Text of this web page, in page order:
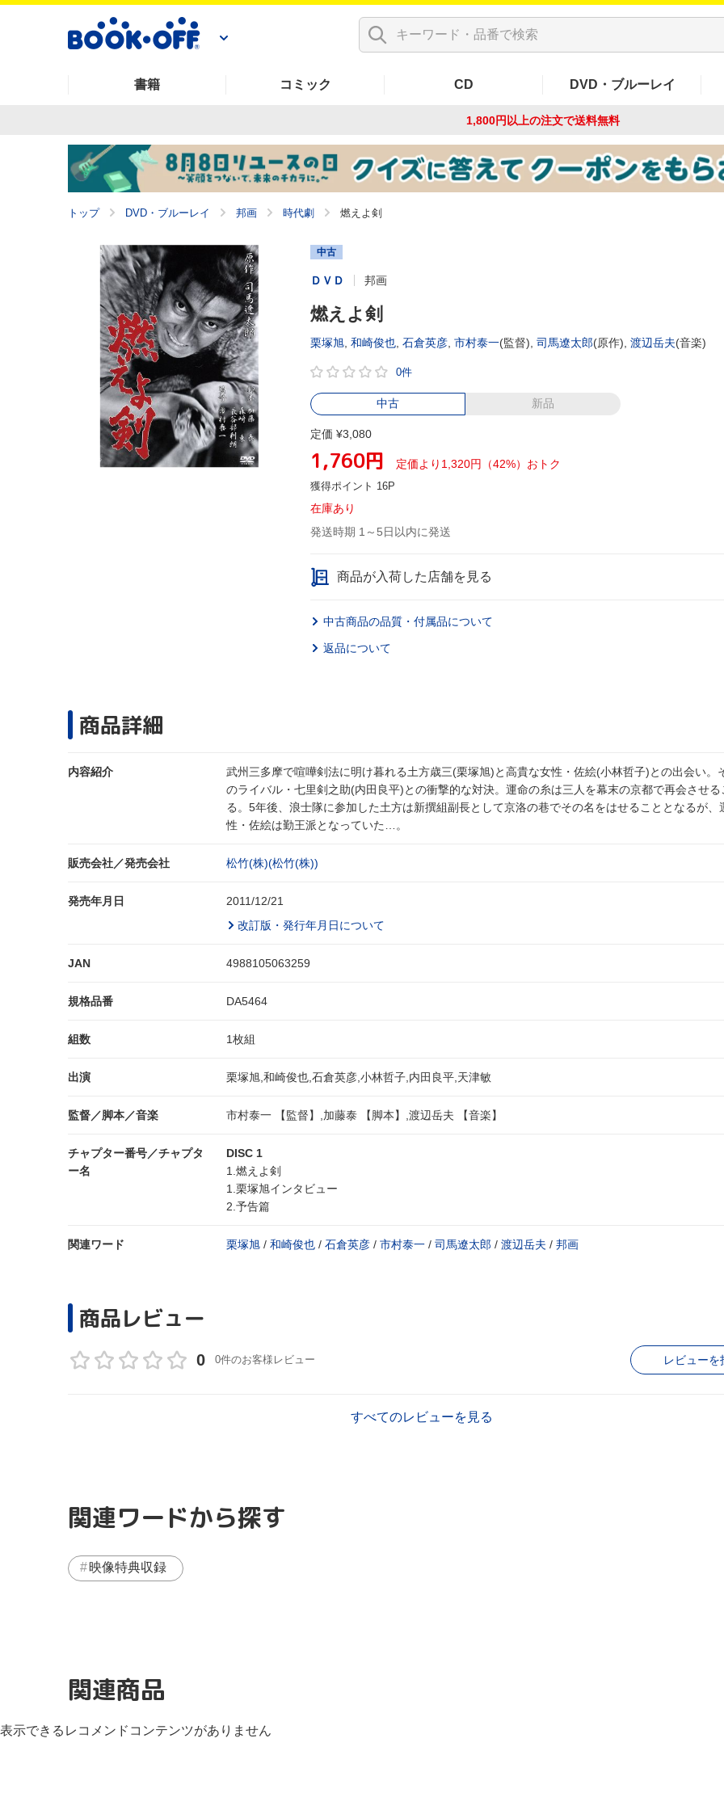
書籍 コミック CD DVD・ブルーレイ
1,800円以上の注文で送料無料
トップ DVD・ブルーレイ 邦画 時代劇 燃えよ剣
中古
ＤＶＤ 邦画
燃えよ剣
栗塚旭, 和崎俊也, 石倉英彦, 市村泰一(監督), 司馬遼太郎(原作), 渡辺岳夫(音楽)
0件
中古 新品
定価 ¥3,080
1,760円 定価より1,320円（42%）おトク
獲得ポイント 16P
在庫あり
発送時期 1～5日以内に発送
商品が入荷した店舗を見る
中古商品の品質・付属品について
返品について
商品詳細
内容紹介
武州三多摩で喧嘩剣法に明け暮れる土方歳三(栗塚旭)と高貴な女性・佐絵(小林哲子)との出会い。
のライバル・七里剣之助(内田良平)との衝撃的な対決。運命の糸は三人を幕末の京都で再会させる
る。5年後、浪士隊に参加した土方は新撰組副長として京洛の巷でその名をはせることとなるが、
性・佐絵は勤王派となっていた…。
販売会社／発売会社 松竹(株)(松竹(株))
発売年月日
2011/12/21
改訂版・発行年月日について
JAN 4988105063259
規格品番 DA5464
組数 1枚組
出演 栗塚旭,和崎俊也,石倉英彦,小林哲子,内田良平,天津敏
監督／脚本／音楽 市村泰一 【監督】,加藤泰 【脚本】,渡辺岳夫 【音楽】
チャプター番号／チャプタ
ー名
DISC 1
1.燃えよ剣
1.栗塚旭インタビュー
2.予告篇
関連ワード 栗塚旭 / 和崎俊也 / 石倉英彦 / 市村泰一 / 司馬遼太郎 / 渡辺岳夫 / 邦画
商品レビュー
0 0件のお客様レビュー レビューを
すべてのレビューを見る
関連ワードから探す
映像特典収録
関連商品
表示できるレコメンドコンテンツがありません